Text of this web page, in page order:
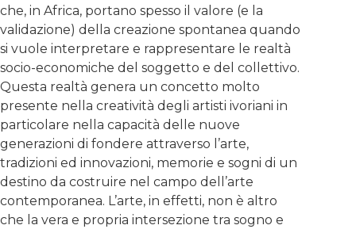
che, in Africa, portano spesso il valore (e la
validazione) della creazione spontanea quando
si vuole interpretare e rappresentare le realtà
socio-economiche del soggetto e del collettivo.
Questa realtà genera un concetto molto
presente nella creatività degli artisti ivoriani in
particolare nella capacità delle nuove
generazioni di fondere attraverso l’arte,
tradizioni ed innovazioni, memorie e sogni di un
destino da costruire nel campo dell’arte
contemporanea. L’arte, in effetti, non è altro
che la vera e propria intersezione tra sogno e